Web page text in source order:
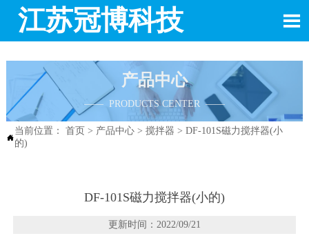
江苏冠博科技 
产品中心
—— PRODUCTS CENTER ——

当前位置： 首页 > 产品中心> 搅拌器 > DF-101S磁力搅拌器(小
的)
DF-101S磁力搅拌器(小的)
更新时间：2022/09/21